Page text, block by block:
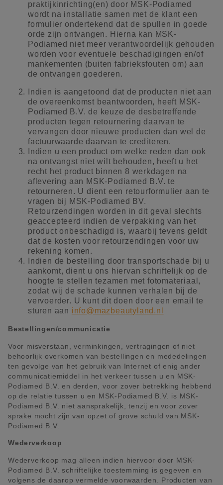
praktijkinrichting(en) door MSK-Podiamed
wordt na installatie samen met de klant een
formulier ondertekend dat de spullen in goede
orde zijn ontvangen. Hierna kan MSK-
Podiamed niet meer verantwoordelijk gehouden
worden voor eventuele beschadigingen en/of
mankementen (buiten fabrieksfouten om) aan
de ontvangen goederen.
Indien is aangetoond dat de producten niet aan
de overeenkomst beantwoorden, heeft MSK-
Podiamed B.V. de keuze de desbetreffende
producten tegen retournering daarvan te
vervangen door nieuwe producten dan wel de
factuurwaarde daarvan te crediteren.
Indien u een product om welke reden dan ook
na ontvangst niet wilt behouden, heeft u het
recht het product binnen 8 werkdagen na
aflevering aan MSK-Podiamed B.V. te
retourneren. U dient een retourformulier aan te
vragen bij MSK-Podiamed BV.
Retourzendingen worden in dit geval slechts
geaccepteerd indien de verpakking van het
product onbeschadigd is, waarbij tevens geldt
dat de kosten voor retourzendingen voor uw
rekening komen.
Indien de bestelling door transportschade bij u
aankomt, dient u ons hiervan schriftelijk op de
hoogte te stellen tezamen met fotomateriaal,
zodat wij de schade kunnen verhalen bij de
vervoerder. U kunt dit doen door een email te
sturen aan info@mazbeautyland.nl
Bestellingen/communicatie
Voor misverstaan, verminkingen, vertragingen of niet
behoorlijk overkomen van bestellingen en mededelingen
ten gevolge van het gebruik van Internet of enig ander
communicatiemiddel in het verkeer tussen u en MSK-
Podiamed B.V. en derden, voor zover betrekking hebbend
op de relatie tussen u en MSK-Podiamed B.V. is MSK-
Podiamed B.V. niet aansprakelijk, tenzij en voor zover
sprake mocht zijn van opzet of grove schuld van MSK-
Podiamed B.V.
Wederverkoop
Wederverkoop mag alleen indien hiervoor door MSK-
Podiamed B.V. schriftelijke toestemming is gegeven en
volgens de daarop vermelde voorwaarden. Producten van